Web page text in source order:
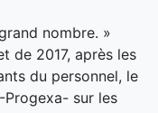
nombre. »
de 2017, après les
du personnel, le
Progexa- sur les